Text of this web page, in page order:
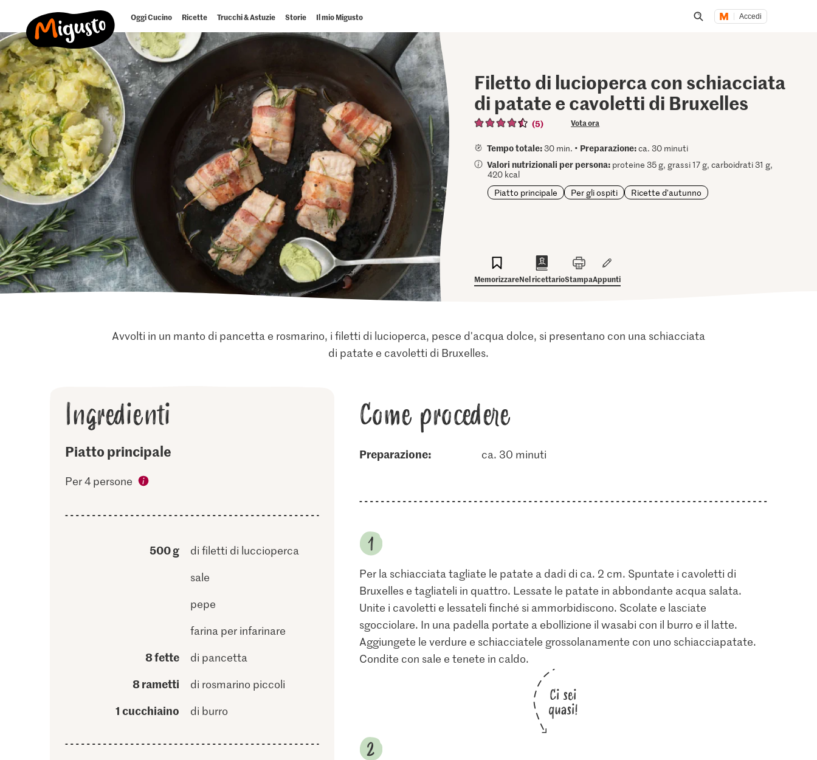
Oggi Cucino Ricette Trucchi & Astuzie Storie Il mio Migusto Accedi
Filetto di lucioperca con schiacciata
di patate e cavoletti di Bruxelles
(5) Vota ora
Tempo totale: 30 min. • Preparazione:ca. 30 minuti
Valori nutrizionali per persona: proteine 35 g, grassi 17 g, carboidrati 31 g,
420 kcal
Piatto principale
Per gli ospiti Ricette d'autunno
MemorizzareNel ricettarioStampaAppunti
Avvolti in un manto di pancetta e rosmarino, i filetti di lucioperca, pesce d'acqua dolce, si presentano con una schiacciata
di patate e cavoletti di Bruxelles.
Ingredienti
Piatto principale
Per 4 persone
500 g
di filetti di luccioperca
sale
pepe
farina per infarinare
8 fette di pancetta
8 rametti di rosmarino piccoli
1 cucchiaino di burro
Come procedere
Preparazione: ca. 30 minuti
Per la schiacciata tagliate le patate a dadi di ca. 2 cm. Spuntate i cavoletti di
Bruxelles e tagliateli in quattro. Lessate le patate in abbondante acqua salata.
Unite i cavoletti e lessateli finché si ammorbidiscono. Scolate e lasciate
sgocciolare. In una padella portate a ebollizione il wasabi con il burro e il latte.
Aggiungete le verdure e schiacciatele grossolanamente con uno schiacciapatate.
Condite con sale e tenete in caldo.
Ci sei
quasi!